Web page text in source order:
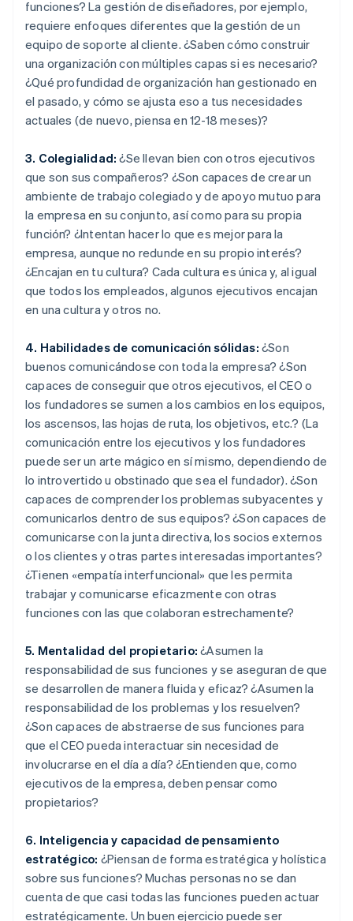
funciones? La gestión de diseñadores, por ejemplo,
requiere enfoques diferentes que la gestión de un
equipo de soporte al cliente. ¿Saben cómo construir
una organización con múltiples capas si es necesario?
¿Qué profundidad de organización han gestionado en
el pasado, y cómo se ajusta eso a tus necesidades
actuales (de nuevo, piensa en 12-18 meses)?
3. Colegialidad: ¿Se llevan bien con otros ejecutivos
que son sus compañeros? ¿Son capaces de crear un
ambiente de trabajo colegiado y de apoyo mutuo para
la empresa en su conjunto, así como para su propia
función? ¿Intentan hacer lo que es mejor para la
empresa, aunque no redunde en su propio interés?
¿Encajan en tu cultura? Cada cultura es única y, al igual
que todos los empleados, algunos ejecutivos encajan
en una cultura y otros no.
4. Habilidades de comunicación sólidas: ¿Son
buenos comunicándose con toda la empresa? ¿Son
capaces de conseguir que otros ejecutivos, el CEO o
los fundadores se sumen a los cambios en los equipos,
los ascensos, las hojas de ruta, los objetivos, etc.? (La
comunicación entre los ejecutivos y los fundadores
puede ser un arte mágico en sí mismo, dependiendo de
lo introvertido u obstinado que sea el fundador). ¿Son
capaces de comprender los problemas subyacentes y
comunicarlos dentro de sus equipos? ¿Son capaces de
comunicarse con la junta directiva, los socios externos
o los clientes y otras partes interesadas importantes?
¿Tienen «empatía interfuncional» que les permita
trabajar y comunicarse eficazmente con otras
funciones con las que colaboran estrechamente?
5. Mentalidad del propietario: ¿Asumen la
responsabilidad de sus funciones y se aseguran de que
se desarrollen de manera fluida y eficaz? ¿Asumen la
responsabilidad de los problemas y los resuelven?
¿Son capaces de abstraerse de sus funciones para
que el CEO pueda interactuar sin necesidad de
involucrarse en el día a día? ¿Entienden que, como
ejecutivos de la empresa, deben pensar como
propietarios?
6. Inteligencia y capacidad de pensamiento
estratégico: ¿Piensan de forma estratégica y holística
sobre sus funciones? Muchas personas no se dan
cuenta de que casi todas las funciones pueden actuar
estratégicamente. Un buen ejercicio puede ser